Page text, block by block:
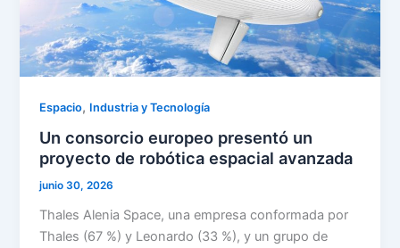
Espacio, Industria y Tecnología
Un consorcio europeo presentó un
proyecto de robótica espacial avanzada
junio 30, 2026
Thales Alenia Space, una empresa conformada por
Thales (67 %) y Leonardo (33 %), y un grupo de